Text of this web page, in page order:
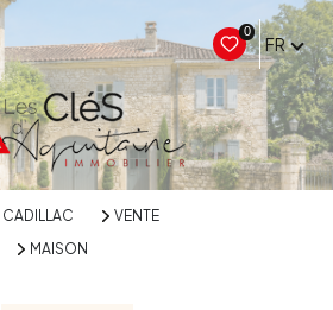
0
FR
CADILLAC
VENTE
MAISON